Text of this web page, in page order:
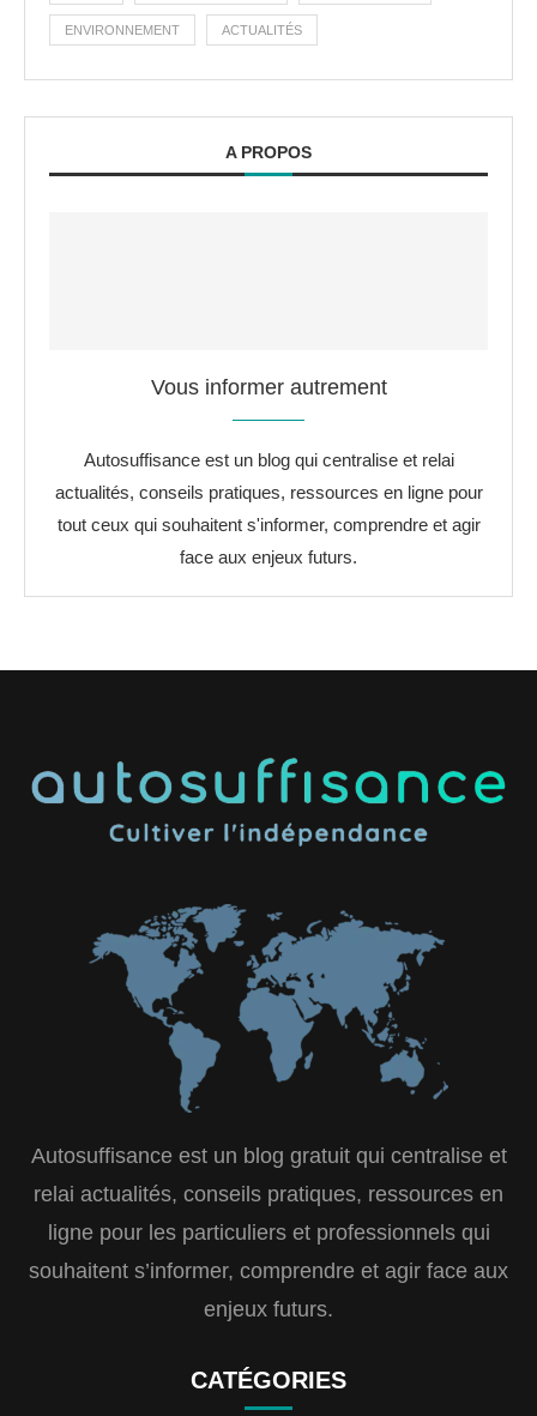
ENVIRONNEMENT ACTUALITÉS
A PROPOS
Vous informer autrement
Autosuffisance est un blog qui centralise et relai
actualités, conseils pratiques, ressources en ligne pour
tout ceux qui souhaitent s'informer, comprendre et agir
face aux enjeux futurs.
Autosuffisance est un blog gratuit qui centralise et
relai actualités, conseils pratiques, ressources en
ligne pour les particuliers et professionnels qui
souhaitent s’informer, comprendre et agir face aux
enjeux futurs.
CATÉGORIES